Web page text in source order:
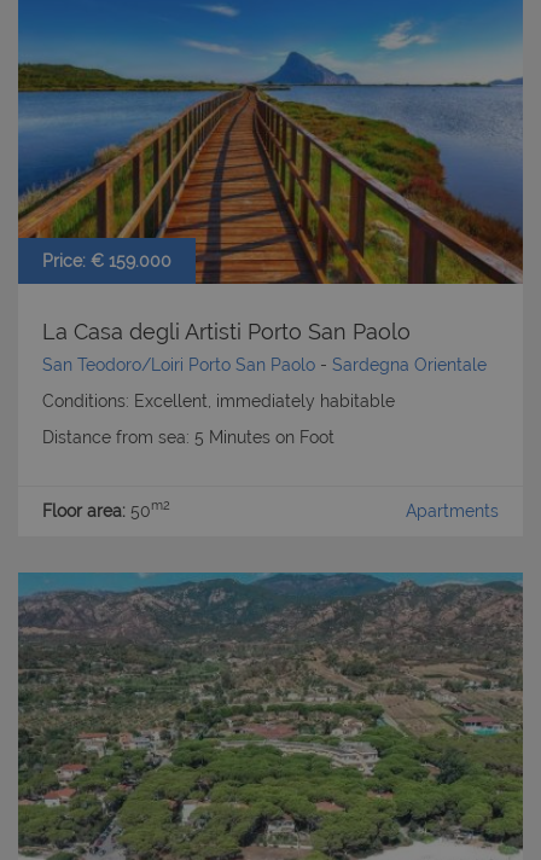
Price: € 159.000
La Casa degli Artisti Porto San Paolo
San Teodoro/Loiri Porto San Paolo - Sardegna Orientale
Conditions: Excellent, immediately habitable
Distance from sea: 5 Minutes on Foot
Floor area: 50m2 Apartments